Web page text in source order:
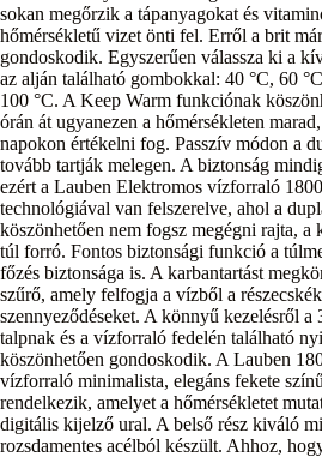
sokan megőrzik a tápanyagokat és
hőmérsékletű vizet önti fel. Erről a brit
gondoskodik. Egyszerűen válassza ki a
az alján található gombokkal: 40 °C, 60
100 °C. A Keep Warm funkciónak
órán át ugyanezen a hőmérsékleten
napokon értékelni fog. Passzív módon a
tovább tartják melegen. A biztonság
ezért a Lauben Elektromos vízforraló
technológiával van felszerelve, ahol a
köszönhetően nem fogsz megégni rajta, a
túl forró. Fontos biztonsági funkció a
főzés biztonsága is. A karbantartást
szűrő, amely felfogja a vízből a
szennyeződéseket. A könnyű kezelésről a
talpnak és a vízforraló fedelén található
köszönhetően gondoskodik. A Lauben
vízforraló minimalista, elegáns fekete
rendelkezik, amelyet a hőmérsékletet
digitális kijelző ural. A belső rész kiváló
rozsdamentes acélból készült. Ahhoz,